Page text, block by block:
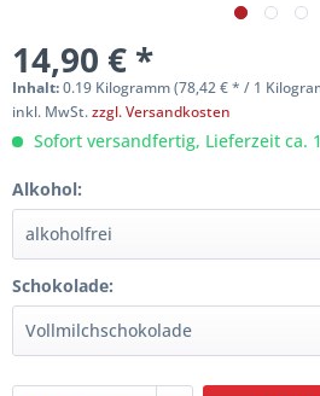
14,90 € *
Inhalt:0.19 Kilogramm (78,42 € * / 1
inkl. MwSt.zzgl. Versandkosten
Sofort versandfertig, Lieferzeit ca.
Alkohol:
Schokolade: